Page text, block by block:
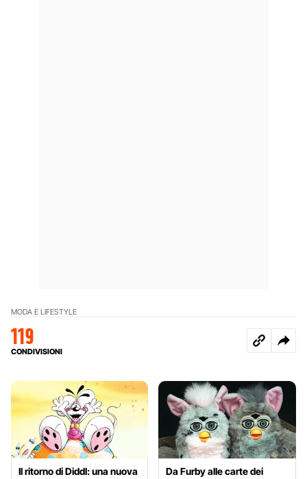
MODA E LIFESTYLE
119
CONDIVISIONI
Il ritorno di Diddl: una nuova
Da Furby alle carte dei